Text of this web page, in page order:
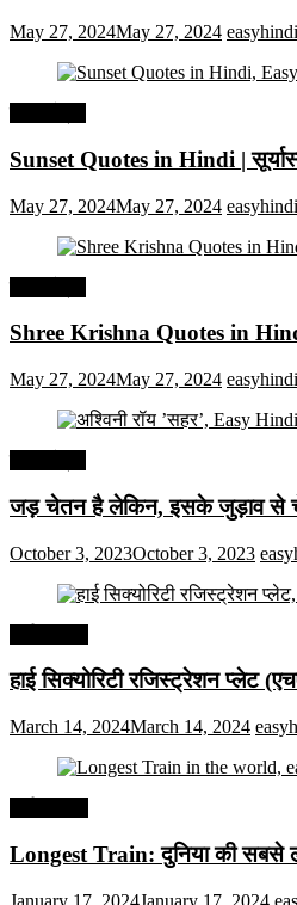
May 27, 2024May 27, 2024
Sunset Quotes in Hindi |
May 27, 2024May 27, 2024
Shree Krishna Quotes in Hindi
May 27, 2024May 27, 2024
जड़ चेतन है लेकिन, इसके जुड़ाव से
October 3, 2023October 3, 2023
हाई सिक्योरिटी रजिस्ट्रेशन
March 14, 2024March 14, 2024
Longest Train: दुनिया की सबसे
January 17, 2024January 17, 2024